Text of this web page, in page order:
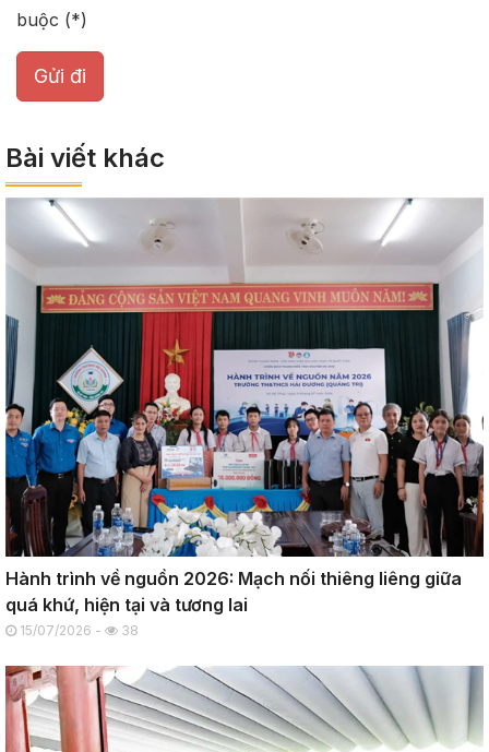
buộc (*)
Gửi đi
Bài viết khác
Hành trình về nguồn 2026: Mạch nối thiêng liêng giữa
quá khứ, hiện tại và tương lai
15/07/2026 - 38